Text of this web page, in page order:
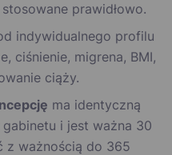
prawidłowo.
indywidualnego profilu
ciśnienie, migrena, BMI,
ciąży.
ma identyczną
i jest ważna 30
z ważnością do 365